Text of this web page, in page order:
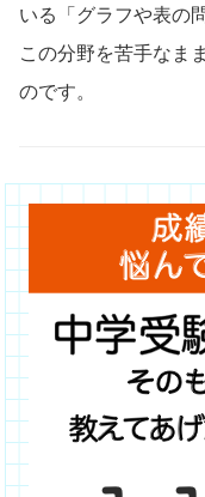
いる「グラフや表の
この分野を苦手なま
のです。